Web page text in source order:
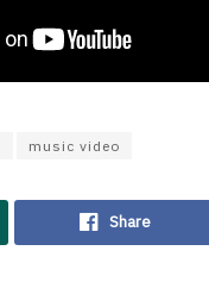
music video
Share